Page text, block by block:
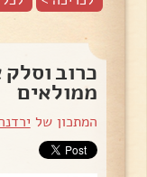
כרוב
ממולאים
המתכון של